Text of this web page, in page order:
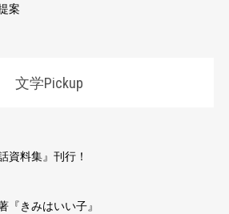
案
文学Pickup
資料集』刊行！
『きみはいい子』